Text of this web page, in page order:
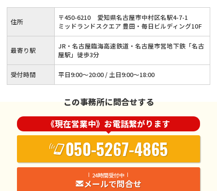
援用）にも対応◆完全個室の相談室でプライバシーを確保◆借
金問題の解決は当事務所へ！≪事前予約でオンライン相談も可
≫
住所 〒450-6210
愛知県名古屋市中村区名駅4-7-1
ミッドランドスクエア 豊田・毎日ビルディング10F
最寄り駅
JR・名古屋臨海高速鉄道・名古屋市営地下鉄「名古
屋駅」徒歩3分
受付時間 平日9:00〜20:00 / 土日9:00〜18:00
この事務所に問合せする
《現在営業中》お電話繋がります
050-5267-4865
24時間受付中
メールで問合せ